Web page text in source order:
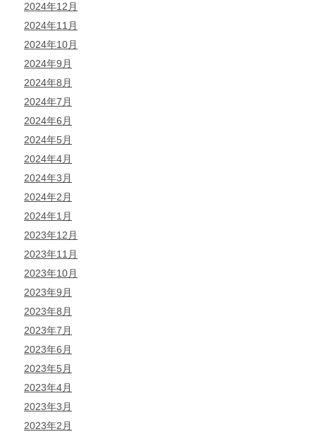
2024年12月
2024年11月
2024年10月
2024年9月
2024年8月
2024年7月
2024年6月
2024年5月
2024年4月
2024年3月
2024年2月
2024年1月
2023年12月
2023年11月
2023年10月
2023年9月
2023年8月
2023年7月
2023年6月
2023年5月
2023年4月
2023年3月
2023年2月